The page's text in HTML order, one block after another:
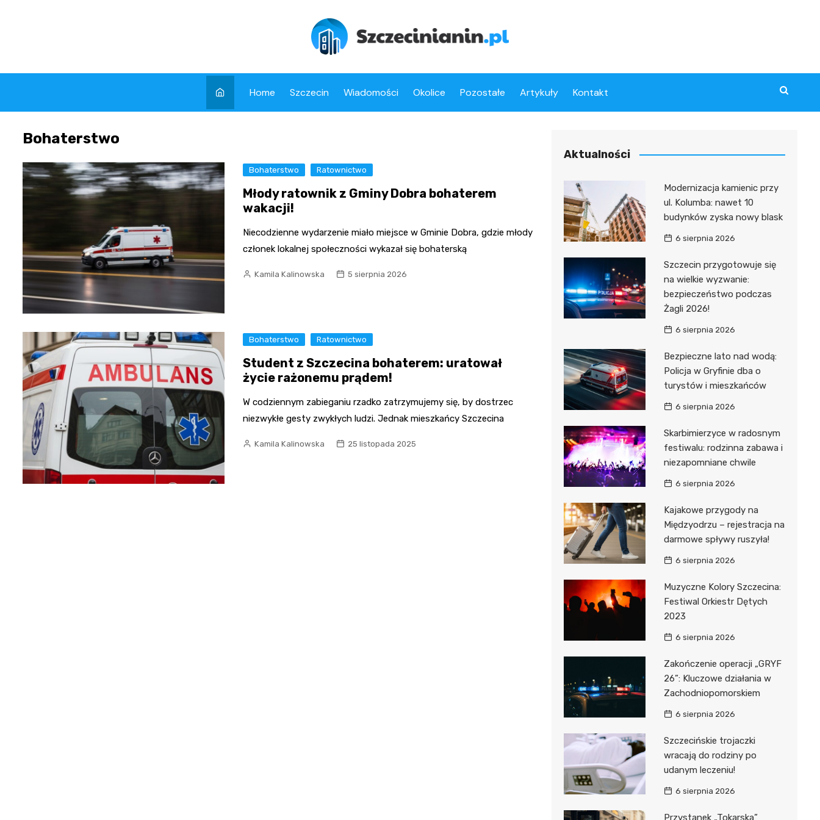
Home Szczecin Wiadomości Okolice Pozostałe Artykuły Kontakt
Bohaterstwo
Bohaterstwo Ratownictwo
Młody ratownik z Gminy Dobra bohaterem
wakacji!
Niecodzienne wydarzenie miało miejsce w Gminie Dobra, gdzie młody
członek lokalnej społeczności wykazał się bohaterską
Kamila Kalinowska 5 sierpnia 2026
Bohaterstwo Ratownictwo
Student z Szczecina bohaterem: uratował
życie rażonemu prądem!
W codziennym zabieganiu rzadko zatrzymujemy się, by dostrzec
niezwykłe gesty zwykłych ludzi. Jednak mieszkańcy Szczecina
Kamila Kalinowska 25 listopada 2025
Aktualności
Modernizacja kamienic przy
ul. Kolumba: nawet 10
budynków zyska nowy blask
6 sierpnia 2026
Szczecin przygotowuje się
na wielkie wyzwanie:
bezpieczeństwo podczas
Żagli 2026!
6 sierpnia 2026
Bezpieczne lato nad wodą:
Policja w Gryfinie dba o
turystów i mieszkańców
6 sierpnia 2026
Skarbimierzyce w radosnym
festiwalu: rodzinna zabawa i
niezapomniane chwile
6 sierpnia 2026
Kajakowe przygody na
Międzyodrzu – rejestracja na
darmowe spływy ruszyła!
6 sierpnia 2026
Muzyczne Kolory Szczecina:
Festiwal Orkiestr Dętych
2023
6 sierpnia 2026
Zakończenie operacji „GRYF
26”: Kluczowe działania w
Zachodniopomorskiem
6 sierpnia 2026
Szczecińskie trojaczki
wracają do rodziny po
udanym leczeniu!
6 sierpnia 2026
Przystanek „Tokarska”